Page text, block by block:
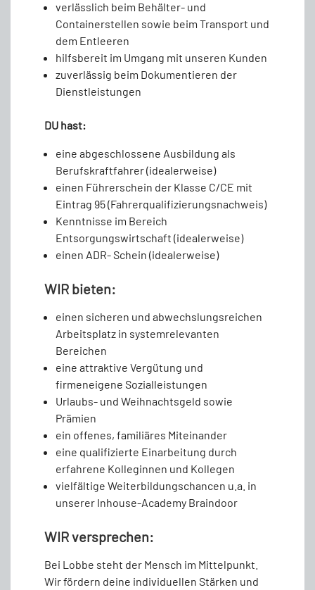
verlässlich beim Behälter- und
Containerstellen sowie beim Transport und
dem Entleeren
hilfsbereit im Umgang mit unseren Kunden
zuverlässig beim Dokumentieren der
Dienstleistungen
DU hast:
eine abgeschlossene Ausbildung als
Berufskraftfahrer (idealerweise)
einen Führerschein der Klasse C/CE mit
Eintrag 95 (Fahrerqualifizierungsnachweis)
Kenntnisse im Bereich
Entsorgungswirtschaft (idealerweise)
einen ADR- Schein (idealerweise)
WIR bieten:
einen sicheren und abwechslungsreichen
Arbeitsplatz in systemrelevanten
Bereichen
eine attraktive Vergütung und
firmeneigene Sozialleistungen
Urlaubs- und Weihnachtsgeld sowie
Prämien
ein offenes, familiäres Miteinander
eine qualifizierte Einarbeitung durch
erfahrene Kolleginnen und Kollegen
vielfältige Weiterbildungschancen u.a. in
unserer Inhouse-Academy Braindoor
WIR versprechen:
Bei Lobbe steht der Mensch im Mittelpunkt.
Wir fördern deine individuellen Stärken und